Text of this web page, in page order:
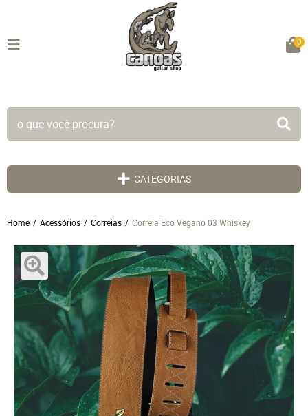
TODO SITE EM ATÉ 5X SEM JUROS!
0
CATEGORIAS
Home Acessórios Correias Correia Eco Vegano 03 Whiskey